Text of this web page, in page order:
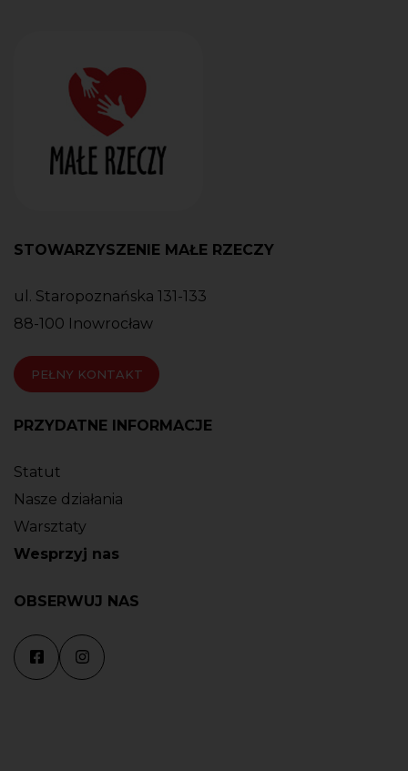
STOWARZYSZENIE MAŁE RZECZY
ul. Staropoznańska 131-133
88-100 Inowrocław
PEŁNY KONTAKT
PRZYDATNE INFORMACJE
Statut
Nasze działania
Warsztaty
Wesprzyj nas
OBSERWUJ NAS